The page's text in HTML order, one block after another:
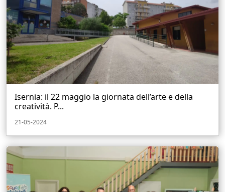
Isernia: il 22 maggio la giornata dell’arte e della
creatività. P...
21-05-2024